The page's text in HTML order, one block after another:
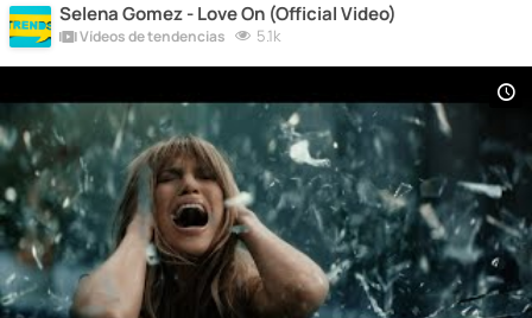
Selena Gomez - Love On (Official Video)
Vídeos de tendencias 5.1k